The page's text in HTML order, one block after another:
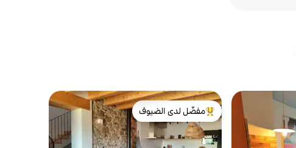
من أبرز البيوت المفضّلة لدى الضيوف
مفضّل لدى الضيوف